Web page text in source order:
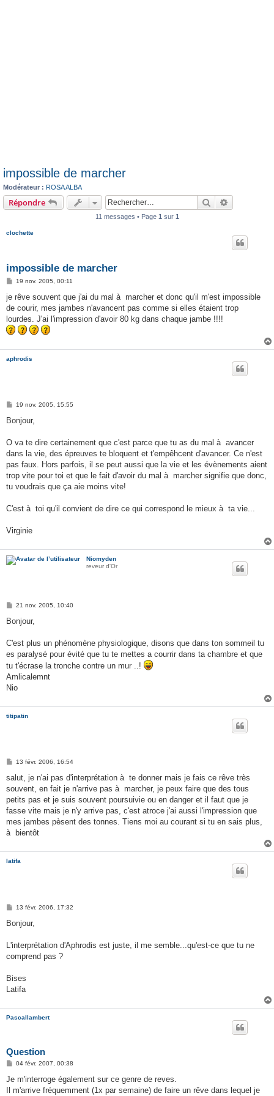
impossible de marcher
Modérateur : ROSA ALBA
Répondre Rechercher
11 messages • Page 1 sur 1
clochette
impossible de marcher
M
s
a
g
e
19 nov. 2005, 00:11
je rêve souvent que j'ai du mal à marcher et donc qu'il m'est impossible
de courir, mes jambes n'avancent pas comme si elles étaient trop
lourdes. J'ai l'impression d'avoir 80 kg dans chaque jambe !!!!
aphrodis
M
s
g
19 nov. 2005, 15:55
Bonjour,
O va te dire certainement que c'est parce que tu as du mal à avancer
dans la vie, des épreuves te bloquent et t'empêhcent d'avancer. Ce n'est
pas faux. Hors parfois, il se peut aussi que la vie et les évènements aient
trop vite pour toi et que le fait d'avoir du mal à marcher signifie que donc,
tu voudrais que ça aie moins vite!
C'est à toi qu'il convient de dire ce qui correspond le mieux à ta vie...
Virginie
Niomyden
reveur d'Or
M
s
g
21 nov. 2005, 10:40
Bonjour,
C'est plus un phénomène physiologique, disons que dans ton sommeil tu
es paralysé pour évité que tu te mettes a courrir dans ta chambre et que
tu t'écrase la tronche contre un mur ..!
Amlicalemnt
Nio
titipatin
M
s
a
g
13 févr. 2006, 16:54
salut, je n'ai pas d'interprétation à te donner mais je fais ce rêve très
souvent, en fait je n'arrive pas à marcher, je peux faire que des tous
petits pas et je suis souvent poursuivie ou en danger et il faut que je
fasse vite mais je n'y arrive pas, c'est atroce j'ai aussi l'impression que
mes jambes pèsent des tonnes. Tiens moi au courant si tu en sais plus,
à bientôt
latifa
M
s
g
13 févr. 2006, 17:32
Bonjour,
L'interprétation d'Aphrodis est juste, il me semble...qu'est-ce que tu ne
comprend pas ?
Bises
Latifa
Pascallambert
Question
M
s
a
04 févr. 2007, 00:38
Je m'interroge également sur ce genre de reves.
Il m'arrive fréquemment (1x par semaine) de faire un rêve dans lequel je